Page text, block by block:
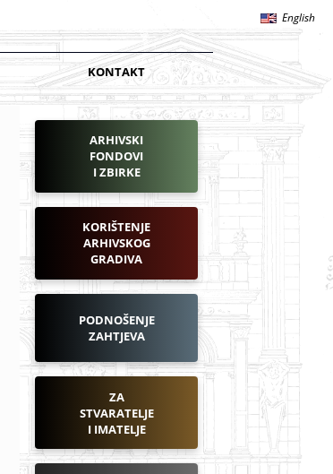
English
KONTAKT
ARHIVSKI
FONDOVI
I ZBIRKE
KORIŠTENJE
ARHIVSKOG
GRADIVA
PODNOŠENJE
ZAHTJEVA
ZA
STVARATELJE
I IMATELJE